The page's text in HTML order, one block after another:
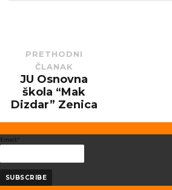
PRETHODNI
ČLANAK
Previous
JU Osnovna
škola “Mak
Dizdar” Zenica
Email*